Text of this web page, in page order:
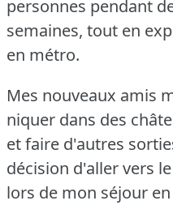
personnes pendant
semaines, tout en
en métro.
Mes nouveaux amis
niquer dans des
et faire d'autres
décision d'aller vers
lors de mon séjour